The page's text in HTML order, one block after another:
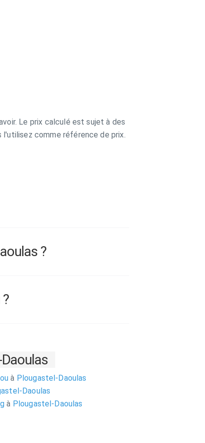
Le prix calculé est sujet à des
comme référence de prix.
?
à Plougastel-Daoulas
Daoulas
à Plougastel-Daoulas